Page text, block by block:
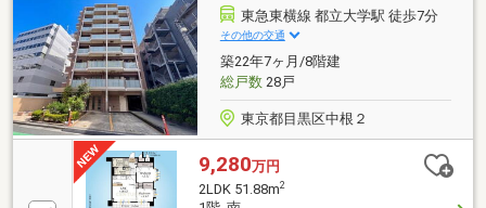
ト。【List365・充実のアフターサービス】お引渡し後
も、24時間365日の駆けつけや優待販売、延長保証な
ど私たちのサービスは一生涯続きます。
東急東横線 都立大学駅 徒歩7分
その他の交通
築22年7ヶ月/8階建
総戸数28戸
東京都目黒区中根２
9,280万円
2LDK 51.88m2